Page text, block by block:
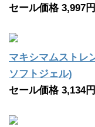
セール価格 3,997
マキシマムストレ
ソフトジェル)
セール価格 3,134